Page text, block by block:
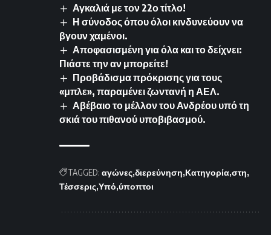
Αγκαλιά με τον 22ο τίτλο!
Η σύνοδος όπου όλοι κινδυνεύουν να
βγουν χαμένοι.
Αποφασισμένη για όλα και το δείχνει:
Πιάστε την αν μπορείτε!
Προβάδισμα πρόκρισης για τους
«μπλε», παραμένει ζωντανή η ΑΕΛ.
Αβέβαιο το μέλλον του Ανδρέου υπό τη
σκιά του πιθανού υποβιβασμού.
TAGGED: αγώνες διερεύνηση Κατηγορία στη
Τέσσερις Υπό ύποπτοι